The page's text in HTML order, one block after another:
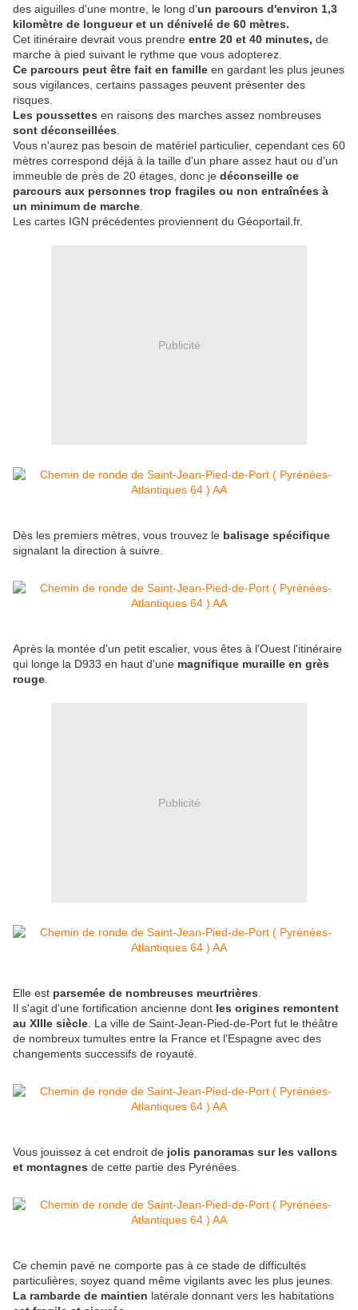
des aiguilles d'une montre, le long d'un parcours d'environ 1,3
kilomètre de longueur et un dénivelé de 60 mètres.
Cet itinéraire devrait vous prendre entre 20 et 40 minutes, de
marche à pied suivant le rythme que vous adopterez.
Ce parcours peut être fait en famille en gardant les plus jeunes
sous vigilances, certains passages peuvent présenter des
risques.
Les poussettes en raisons des marches assez nombreuses
sont déconseillées
Vous n'aurez pas besoin de matériel particulier, cependant ces 60
mètres correspond déjà à la taille d'un phare assez haut ou d'un
immeuble de près de 20 étages, donc je déconseille ce
parcours aux personnes trop fragiles ou non entraînées à
un minimum de marche
Les cartes IGN précédentes proviennent du Géoportail.fr.
Publicité
Dès les premiers mètres, vous trouvez le balisage spécifique
signalant la direction à suivre.
Après la montée d'un petit escalier, vous êtes à l'Ouest l'itinéraire
qui longe la D933 en haut d'une magnifique muraille en grès
rouge
Publicité
Elle est parsemée de nombreuses meurtrières
Il s'agit d'une fortification ancienne dont les origines remontent
au XIIIe siècle . La ville de Saint-Jean-Pied-de-Port fut le théâtre
de nombreux tumultes entre la France et l'Espagne avec des
changements successifs de royauté.
Vous jouissez à cet endroit de jolis panoramas sur les vallons
et montagnes de cette partie des Pyrénées.
Ce chemin pavé ne comporte pas à ce stade de difficultés
particulières, soyez quand même vigilants avec les plus jeunes.
La rambarde de maintien latérale donnant vers les habitations